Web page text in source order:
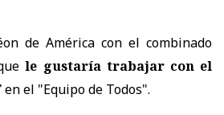
de América con el combinado
le gustaría trabajar con el
en el "Equipo de Todos".